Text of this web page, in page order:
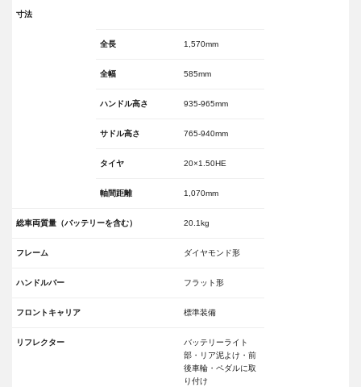
寸法
全長 1,570mm
全幅 585mm
ハンドル高さ 935-965mm
サドル高さ 765-940mm
タイヤ 20×1.50HE
軸間距離 1,070mm
総車両質量（バッテリーを含む） 20.1kg
フレーム ダイヤモンド形
ハンドルバー フラット形
フロントキャリア 標準装備
リフレクター
バッテリーライト
部・リア泥よけ・前
後車輪・ペダルに取
り付け